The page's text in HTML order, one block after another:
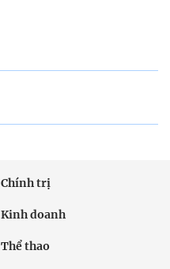
Chính trị
Kinh doanh
Thể thao